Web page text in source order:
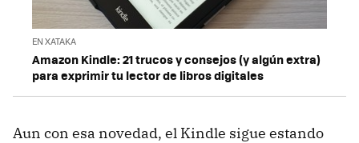
EN XATAKA
Amazon Kindle: 21 trucos y consejos (y algún extra)
para exprimir tu lector de libros digitales
Aun con esa novedad, el Kindle sigue estando